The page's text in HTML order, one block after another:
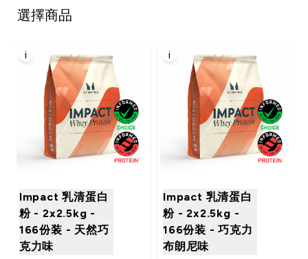
選擇商品
i
Impact 乳清蛋白
粉 - 2x2.5kg -
166份装 - 天然巧
克力味
i
Impact 乳清蛋白
粉 - 2x2.5kg -
166份装 - 巧克力
布朗尼味